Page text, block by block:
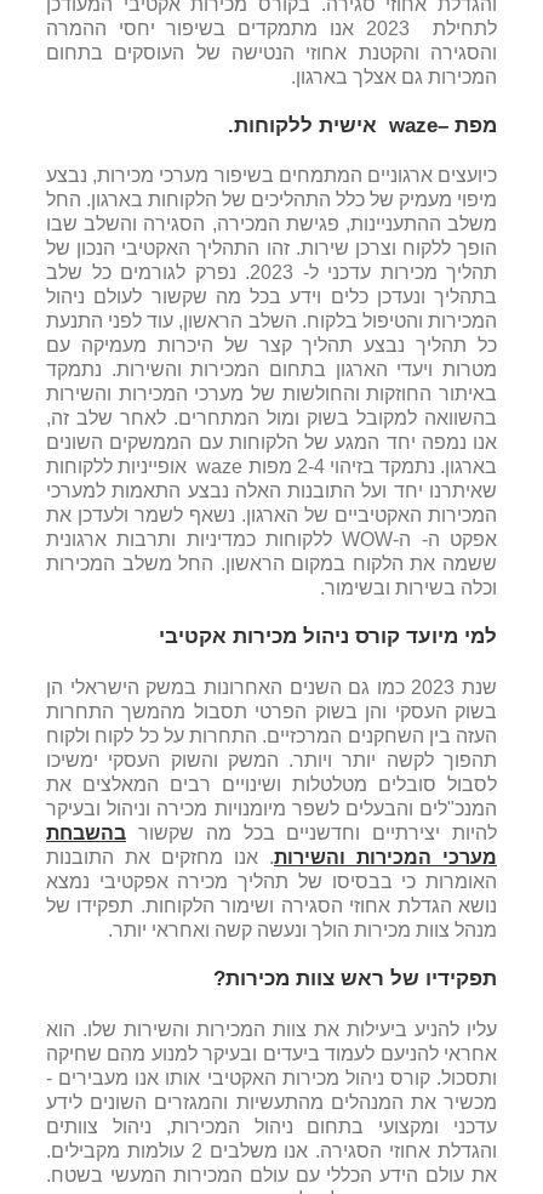
לתחילת 2023 אנו מתמקדים בשיפור יחסי ההמרה
והסגירה והקטנת אחוזי הנטישה של העוסקים בתחום
המכירות גם אצלך בארגון.
מפת –waze אישית ללקוחות.
כיועצים ארגוניים המתמחים בשיפור מערכי מכירות, נבצע
מיפוי מעמיק של כלל התהליכים של הלקוחות בארגון. החל
משלב ההתעניינות, פגישת המכירה, הסגירה והשלב שבו
הופך ללקוח וצרכן שירות. זהו התהליך האקטיבי הנכון של
תהליך מכירות עדכני ל- 2023. נפרק לגורמים כל שלב
בתהליך ונעדכן כלים וידע בכל מה שקשור לעולם ניהול
המכירות והטיפול בלקוח. השלב הראשון, עוד לפני התנעת
כל תהליך נבצע תהליך קצר של היכרות מעמיקה עם
מטרות ויעדי הארגון בתחום המכירות והשירות. נתמקד
באיתור החוזקות והחולשות של מערכי המכירות והשירות
בהשוואה למקובל בשוק ומול המתחרים. לאחר שלב זה,
אנו נמפה יחד המגע של הלקוחות עם הממשקים השונים
בארגון. נתמקד בזיהוי 2-4 מפות waze אופייניות ללקוחות
שאיתרנו יחד ועל התובנות האלה נבצע התאמות למערכי
המכירות האקטיביים של הארגון. נשאף לשמר ולעדכן את
אפקט ה- ה-WOW ללקוחות כמדיניות ותרבות ארגונית
ששמה את הלקוח במקום הראשון. החל משלב המכירות
וכלה בשירות ובשימור.
למי מיועד קורס ניהול מכירות אקטיבי
שנת 2023 כמו גם השנים האחרונות במשק הישראלי הן
בשוק העסקי והן בשוק הפרטי תסבול מהמשך התחרות
העזה בין השחקנים המרכזיים. התחרות על כל לקוח ולקוח
תהפוך לקשה יותר ויותר. המשק והשוק העסקי ימשיכו
לסבול סובלים מטלטלות ושינויים רבים המאלצים את
המנכ"לים והבעלים לשפר מיומנויות מכירה וניהול ובעיקר
להיות יצירתיים וחדשניים בכל מה שקשור בהשבחת
מערכי המכירות והשירות. אנו מחזקים את התובנות
האומרות כי בבסיסו של תהליך מכירה אפקטיבי נמצא
נושא הגדלת אחוזי הסגירה ושימור הלקוחות. תפקידו של
מנהל צוות מכירות הולך ונעשה קשה ואחראי יותר.
תפקידיו של ראש צוות מכירות?
עליו להניע ביעילות את צוות המכירות והשירות שלו. הוא
אחראי להניעם לעמוד ביעדים ובעיקר למנוע מהם שחיקה
ותסכול. קורס ניהול מכירות האקטיבי אותו אנו מעבירים -
מכשיר את המנהלים מהתעשיות והמגזרים השונים לידע
עדכני ומקצועי בתחום ניהול המכירות, ניהול צוותים
והגדלת אחוזי הסגירה. אנו משלבים 2 עולמות מקבילים.
את עולם הידע הכללי עם עולם המכירות המעשי בשטח.